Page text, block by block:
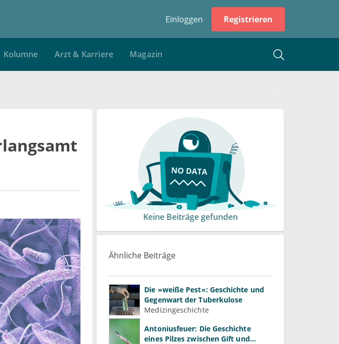
Einloggen Registrieren
Kolumne Arzt & Karriere Magazin
Keine Beiträge gefunden
Ähnliche Beiträge
Die »weiße Pest«: Geschichte und
Gegenwart der Tuberkulose
Medizingeschichte
Antoniusfeuer: Die Geschichte
eines Pilzes zwischen Gift und